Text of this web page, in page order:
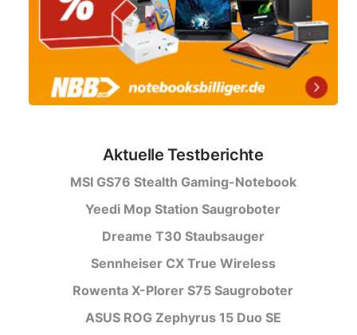
Aktuelle Testberichte
MSI GS76 Stealth Gaming-Notebook
Yeedi Mop Station Saugroboter
Dreame T30 Staubsauger
Sennheiser CX True Wireless
Rowenta X-Plorer S75 Saugroboter
ASUS ROG Zephyrus 15 Duo SE